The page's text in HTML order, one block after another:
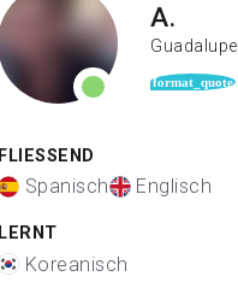
A.
Guadalupe
format_quote
FLIESSEND
Spanisch Englisch
LERNT
Koreanisch